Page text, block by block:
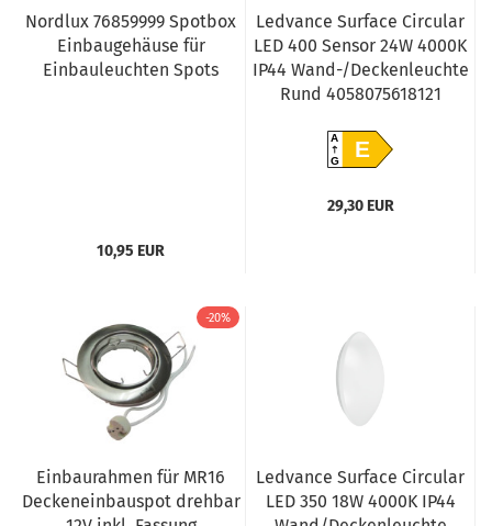
Nordlux 76859999 Spotbox
Einbaugehäuse für
Einbauleuchten Spots
10,95 EUR
Ledvance Surface Circular
LED 400 Sensor 24W 4000K
IP44 Wand-/Deckenleuchte
Rund 4058075618121
A
GE
29,30 EUR
-20%
Einbaurahmen für MR16
Deckeneinbauspot drehbar
Ledvance Surface Circular
LED 350 18W 4000K IP44